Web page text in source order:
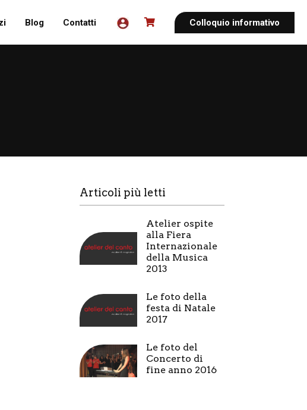
Blog Contatti Colloquio informativo
Articoli più letti
Atelier ospite
alla Fiera
Internazionale
della Musica
2013
Le foto della
festa di Natale
2017
Le foto del
Concerto di
fine anno 2016